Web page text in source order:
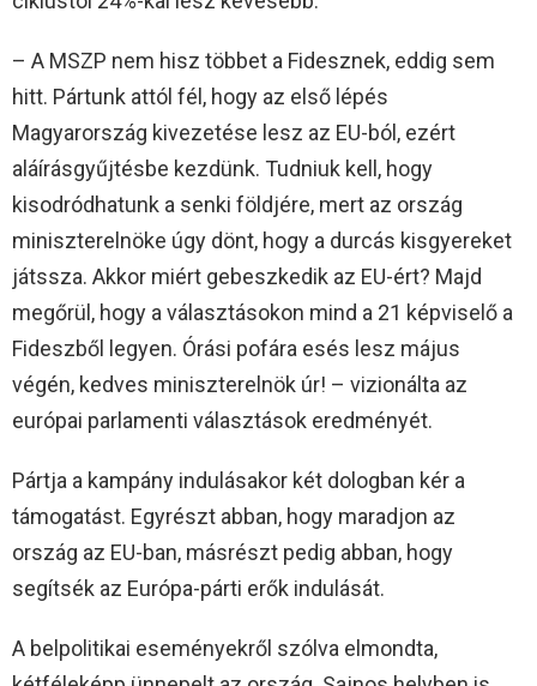
– A MSZP nem hisz többet a Fidesznek, eddig sem
hitt. Pártunk attól fél, hogy az első lépés
Magyarország kivezetése lesz az EU-ból, ezért
aláírásgyűjtésbe kezdünk. Tudniuk kell, hogy
kisodródhatunk a senki földjére, mert az ország
miniszterelnöke úgy dönt, hogy a durcás kisgyereket
játssza. Akkor miért gebeszkedik az EU-ért? Majd
megőrül, hogy a választásokon mind a 21 képviselő a
Fideszből legyen. Órási pofára esés lesz május
végén, kedves miniszterelnök úr! – vizionálta az
európai parlamenti választások eredményét.
Pártja a kampány indulásakor két dologban kér a
támogatást. Egyrészt abban, hogy maradjon az
ország az EU-ban, másrészt pedig abban, hogy
segítsék az Európa-párti erők indulását.
A belpolitikai eseményekről szólva elmondta,